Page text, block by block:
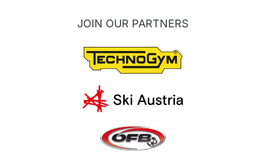
JOIN OUR PARTNERS